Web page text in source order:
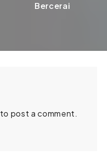
Bercerai
to post a comment.